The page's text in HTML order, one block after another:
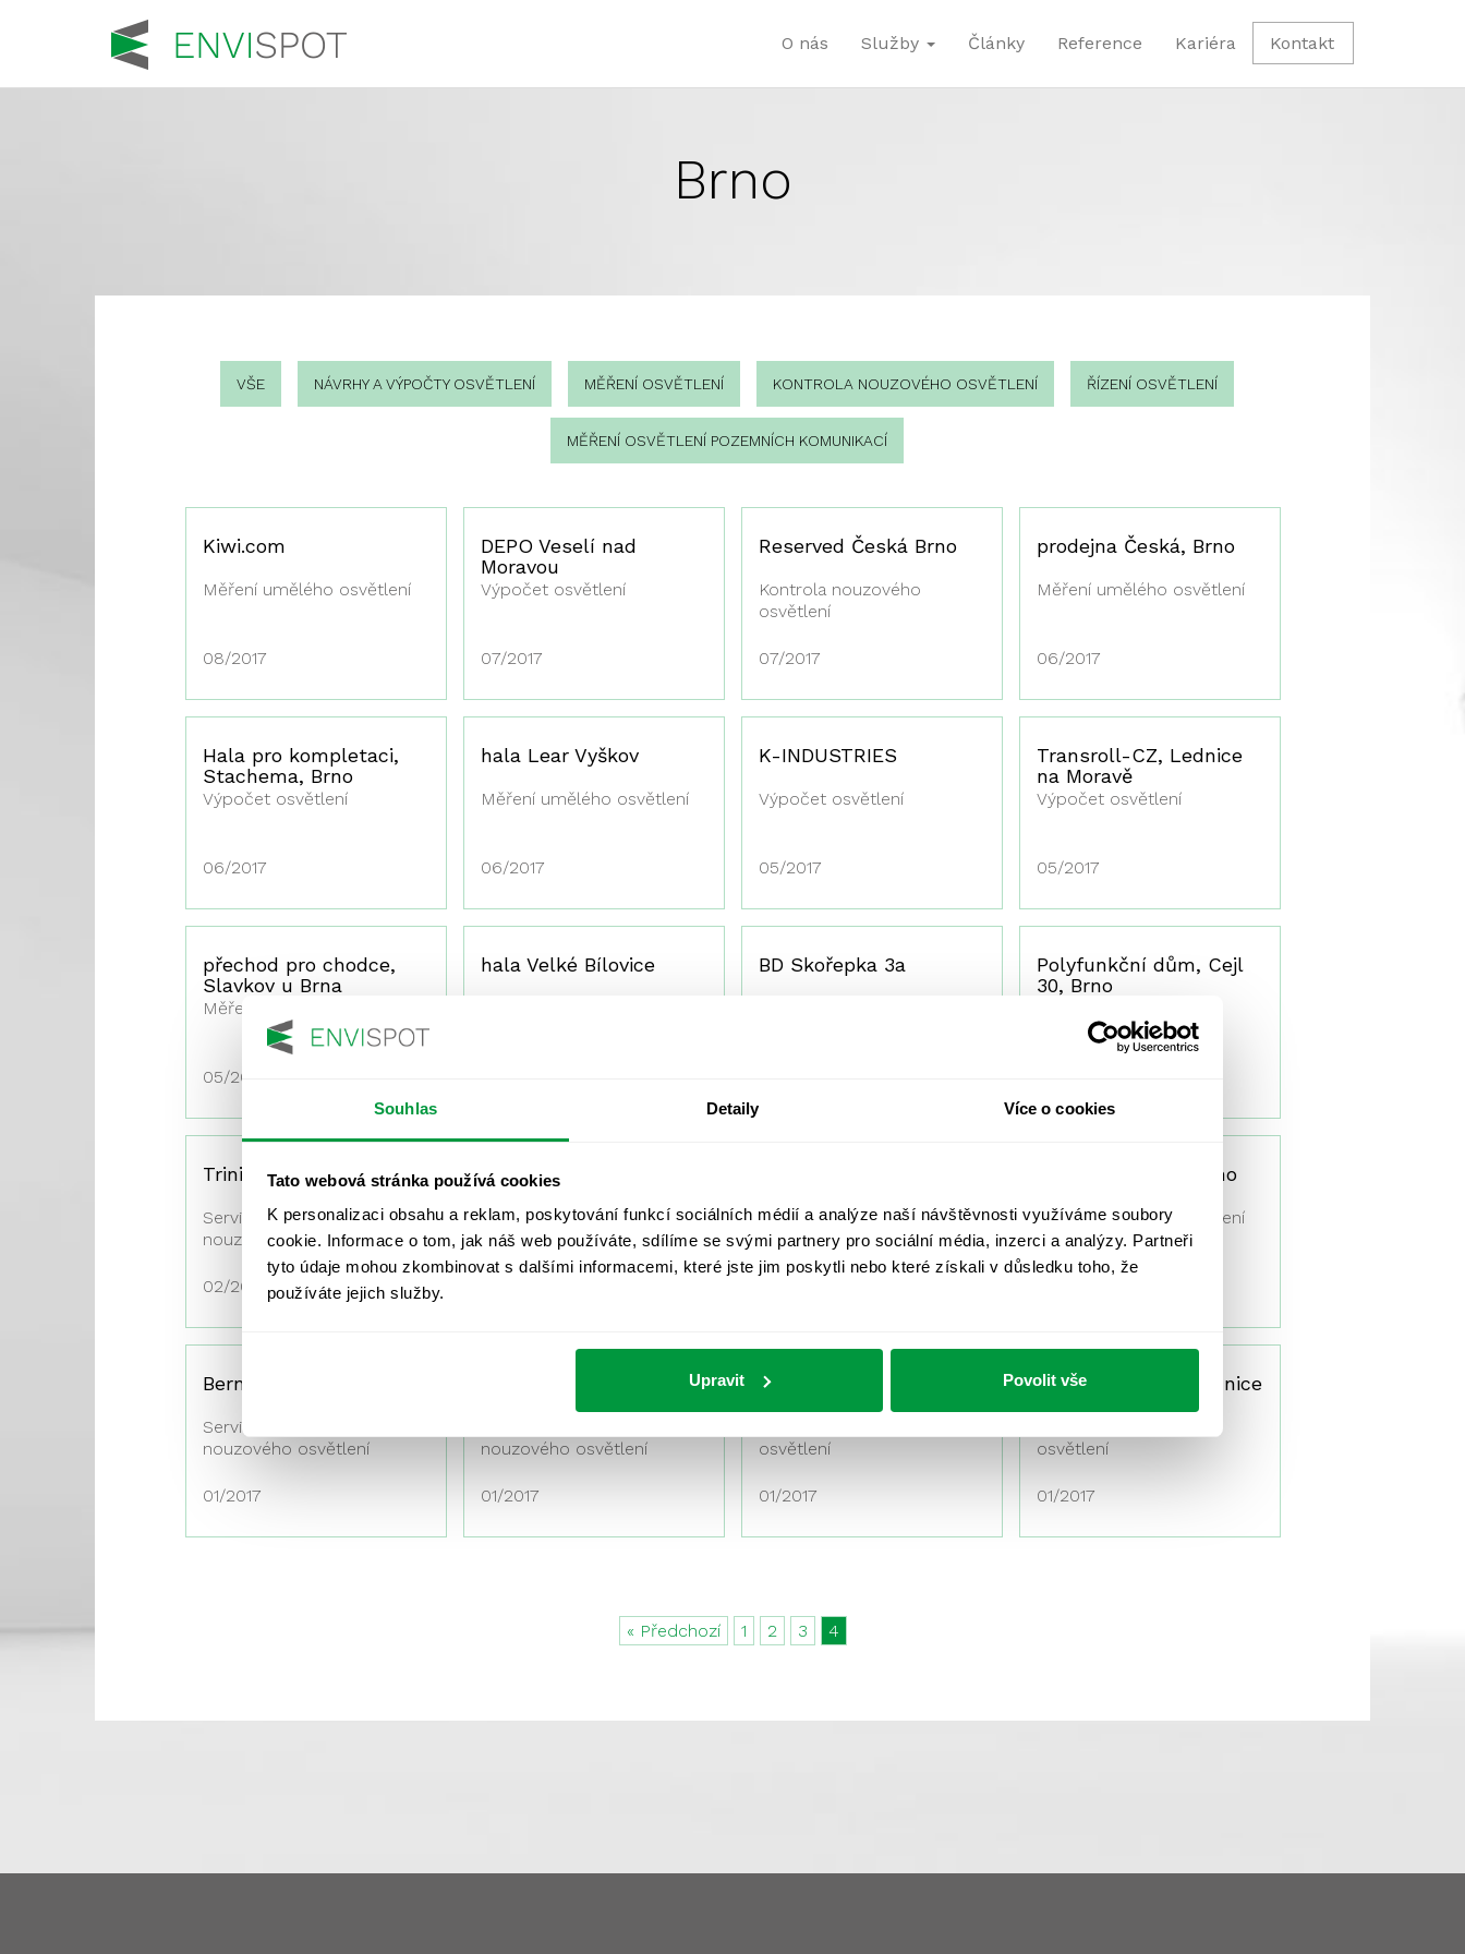
Souhlas Detaily Více o cookies
Tato webová stránka používá cookies
K personalizaci obsahu a reklam, poskytování funkcí sociálních médií a analýze naší návštěvnosti využíváme soubory
cookie. Informace o tom, jak náš web používáte, sdílíme se svými partnery pro sociální média, inzerci a analýzy. Partneři
tyto údaje mohou zkombinovat s dalšími informacemi, které jste jim poskytli nebo které získali v důsledku toho, že
používáte jejich služby.
Upravit Povolit vše
O nás Služby Články Reference Kariéra Kontakt
Brno
VŠE NÁVRHY A VÝPOČTY OSVĚTLENÍ MĚŘENÍ OSVĚTLENÍ KONTROLA NOUZOVÉHO OSVĚTLENÍ ŘÍZENÍ OSVĚTLENÍ
MĚŘENÍ OSVĚTLENÍ POZEMNÍCH KOMUNIKACÍ
Kiwi.com
Měření umělého osvětlení
08/2017
DEPO Veselí nad
Moravou
Výpočet osvětlení
07/2017
Reserved Česká Brno
Kontrola nouzového
osvětlení
07/2017
prodejna Česká, Brno
Měření umělého osvětlení
06/2017
Hala pro kompletaci,
Stachema, Brno
Výpočet osvětlení
06/2017
hala Lear Vyškov
Měření umělého osvětlení
06/2017
K-INDUSTRIES
Výpočet osvětlení
05/2017
Transroll-CZ, Lednice
na Moravě
Výpočet osvětlení
05/2017
přechod pro chodce,
Slavkov u Brna
Měření umělého osvětlení
05/2017
hala Velké Bílovice BD Skořepka 3a
Polyfunkční dům, Cejl
30, Brno
Trinity SO1
Servisní prohlídka a kontrola
nouzového osvětlení
02/2017
CETOCEON
Oprava nouzového
osvětlení
Měření umělého osvětlení
Komerční Banka Brno
Měření umělého osvětlení
Bernex Bimetallic
Servisní prohlídka a kontrola
nouzového osvětlení
01/2017
nouzového osvětlení
01/2017
DC Chovánek
osvětlení
01/2017
Kaufland Brno Bohunice
osvětlení
01/2017
« Předchozí 1 2 3 4